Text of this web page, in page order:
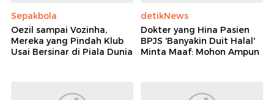
Sepakbola
Oezil sampai Vozinha,
Mereka yang Pindah Klub
Usai Bersinar di Piala Dunia
detikNews
Dokter yang Hina Pasien
BPJS 'Banyakin Duit Halal'
Minta Maaf: Mohon Ampun